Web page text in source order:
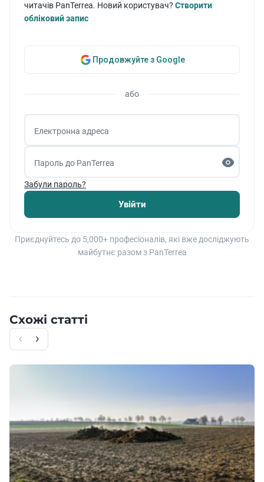
витривалістю, історією та якісними
своє значення для розвитку молочної галузі.
Незважаючи на різницю між породами, всі
поживного та натурального молока, яке є
основою харчування та фермерського
читачів PanTerrea. Новий користувач? Створити
обліковий запис
Продовжуйте з Google
або
Електронна адреса
Пароль до PanTerrea
Забули пароль?
Увійти
Приєднуйтесь до 5,000+ професіоналів, які вже досліджують
майбутнє разом з PanTerrea
Схожі статті